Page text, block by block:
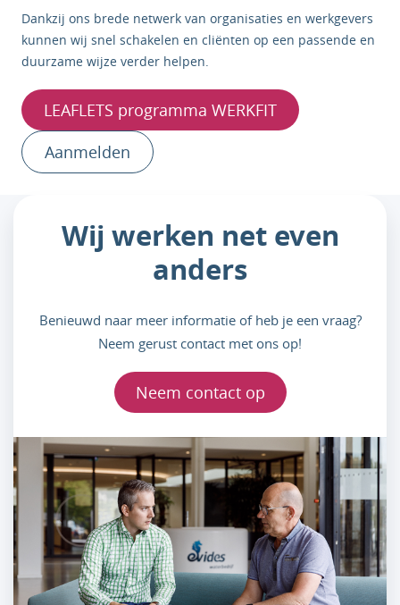
Dankzij ons brede netwerk van organisaties en werkgevers
kunnen wij snel schakelen en cliënten op een passende en
duurzame wijze verder helpen.
LEAFLETS programma WERKFIT
Aanmelden
Wij werken net even
anders
Benieuwd naar meer informatie of heb je een vraag?
Neem gerust contact met ons op!
Neem contact op